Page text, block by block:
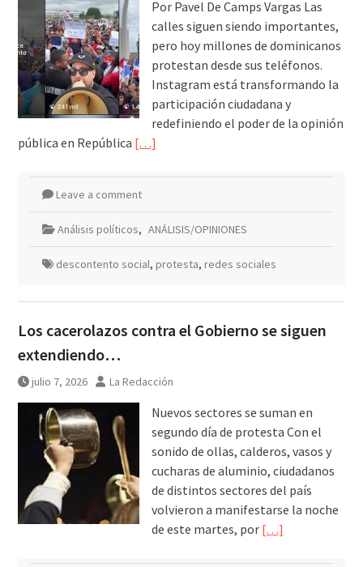
Por Pavel De Camps Vargas Las
calles siguen siendo importantes,
pero hoy millones de dominicanos
protestan desde sus teléfonos.
Instagram está transformando la
participación ciudadana y
redefiniendo el poder de la opinión
pública en República […]
Leave a comment
Análisis políticos, ANÁLISIS/OPINIONES
descontento social, protesta, redes sociales
Los cacerolazos contra el Gobierno se siguen
extendiendo…
julio 7, 2026 La Redacción
Nuevos sectores se suman en
segundo día de protesta Con el
sonido de ollas, calderos, vasos y
cucharas de aluminio, ciudadanos
de distintos sectores del país
volvieron a manifestarse la noche
de este martes, por […]